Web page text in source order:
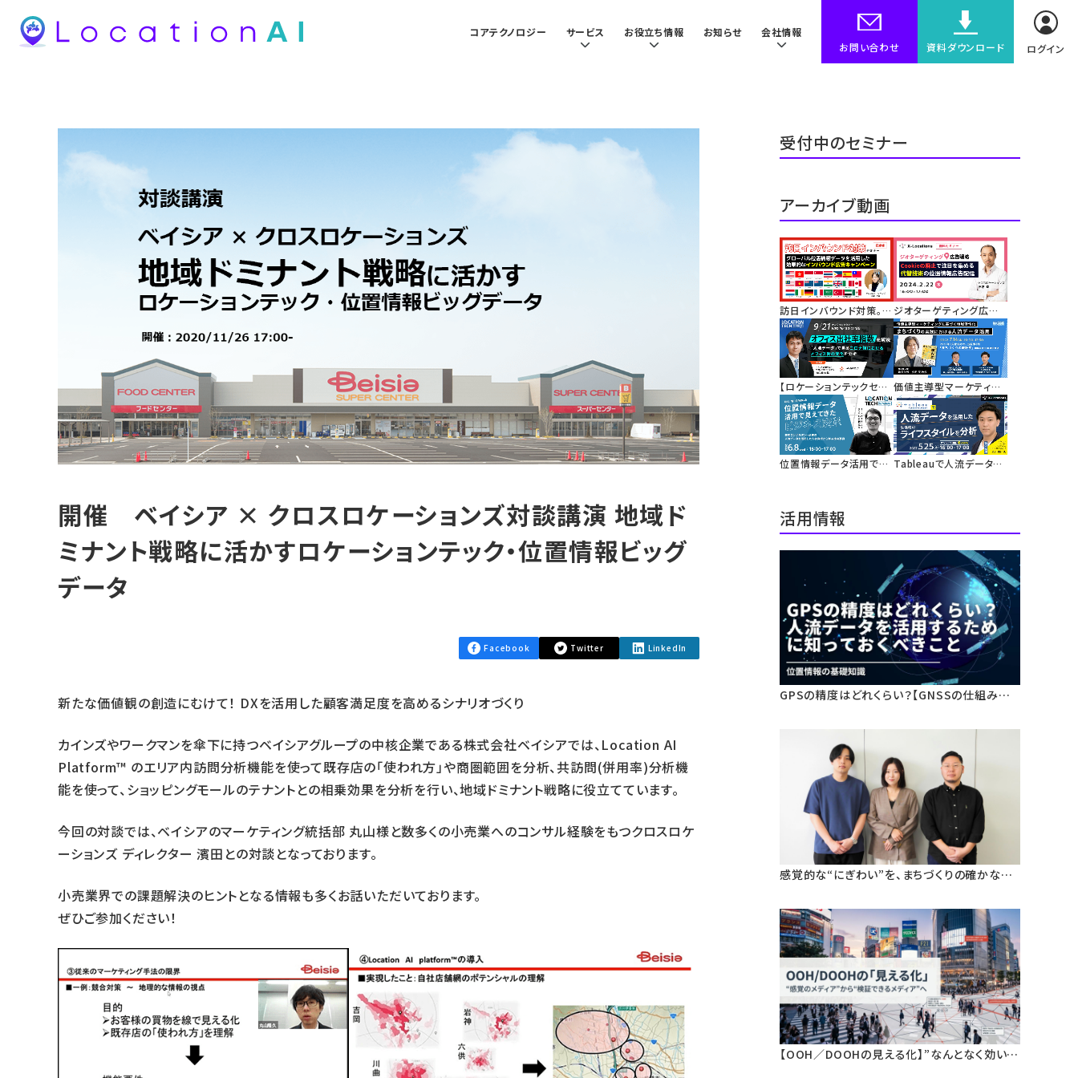
コアテクノロジー サービス お役立ち情報 お知らせ
会社情報
お問い合わせ
資料ダウンロード ログイン
開催 ベイシア × クロスロケーションズ対談講演 地域ド
ミナント戦略に活かすロケーションテック・位置情報ビッグ
データ
Facebook Twitter LinkedIn
新たな価値観の創造にむけて！ DXを活用した顧客満足度を高めるシナリオづくり
カインズやワークマンを傘下に持つベイシアグループの中核企業​である株式会社ベイシアでは、Location AI
Platform™ のエリア内訪問分析機能を使って既存店の「使われ方」や商圏範囲を分析、共訪問(併用率)分析機
能を使って、ショッピングモールのテナントとの相乗効果を分析を行い、地域ドミナント戦略に役立てています。
今回の対談では、ベイシアのマーケティング統括部 丸山様と数多くの小売業へのコンサル経験をもつクロスロケ
ーションズ ディレクター 濱田との対談となっております。
小売業界での課題解決のヒントとなる情報も多くお話いただいております。
ぜひご参加ください！
受付中のセミナー
アーカイブ動画
訪日インバウンド対策。グ
ローバル位置情報データ
を活用した効果的なイン
バウンド広告キャンペー
ン
ジオターゲティング広告
戦略。サードパーティー
Cookieの廃止で注目を
集める代替技術としての
位置情報を活用した広告
配信
【ロケーションテックセミ
ナー】人流データを活用し
た「オフィス出社率指数」
を解説
価値主導型マーケティン
グに基づく地域活性化
まちづくりの実践におけ
る人流データ活用
位置情報データ活用で見 Tableauで人流データを
活用情報
GPSの精度はどれくらい？【GNSSの仕組みと
感覚的な“にぎわい”を、まちづくりの確かなエ
ータ活用による「ウォーカブルなまちづくり」の
定量検証
【OOH／DOOHの見える化】”なんとなく効いて